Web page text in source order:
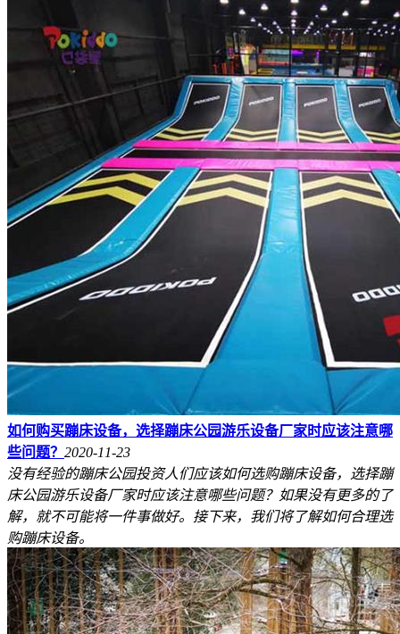
如何购买蹦床设备，选择蹦床公园游乐设备厂家时应该注意哪
些问题？ 2020-11-23
没有经验的蹦床公园投资人们应该如何选购蹦床设备，选择蹦
床公园游乐设备厂家时应该注意哪些问题？如果没有更多的了
解，就不可能将一件事做好。接下来，我们将了解如何合理选
购蹦床设备。